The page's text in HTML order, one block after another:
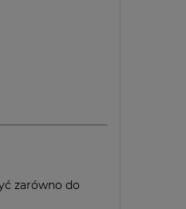
zarówno do